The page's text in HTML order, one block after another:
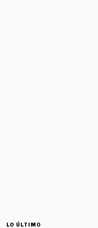
LO ÚLTIMO